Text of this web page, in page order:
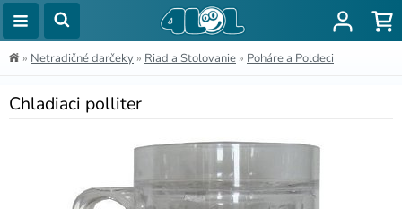
» Netradičné darčeky » Riad a Stolovanie » Poháre a Poldeci
Chladiaci polliter